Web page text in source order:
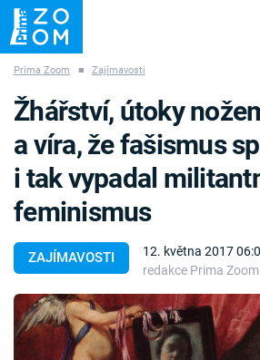
ZÁHADY VETŘELCI DÁVNOVĚKU
Témata
Témata
Pořady
Prima Zoom ■ Zajímavosti
ZAJÍMAVOSTI
12. května 2017
redakce Prima Zoom
Žhářství, útoky
a víra, že fašismus
i tak vypadal
feminismus